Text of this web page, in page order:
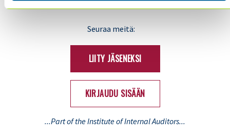
Seuraa meitä:
LIITY JÄSENEKSI
KIRJAUDU SISÄÄN
...Part of the Institute of Internal Auditors...